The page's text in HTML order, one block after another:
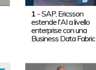
1 -SAP, Ericsson
estende l'AI a livello
enterprise con una
Business Data Fabric